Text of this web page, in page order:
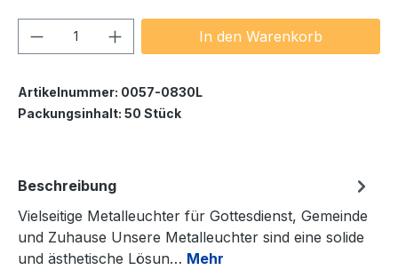
Produkt Anzahl: Gib denIn den Warenkorb
Artikelnummer: 0057-0830L
Packungsinhalt: 50 Stück
Beschreibung
Vielseitige Metalleuchter für Gottesdienst, Gemeinde
und Zuhause Unsere Metalleuchter sind eine solide
und ästhetische Lösun… Mehr